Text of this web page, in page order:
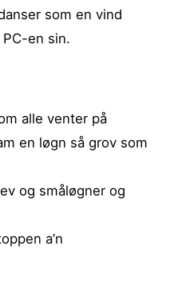
som en vind
en sin.
alle venter på
en løgn så grov som
og småløgner og
a’n